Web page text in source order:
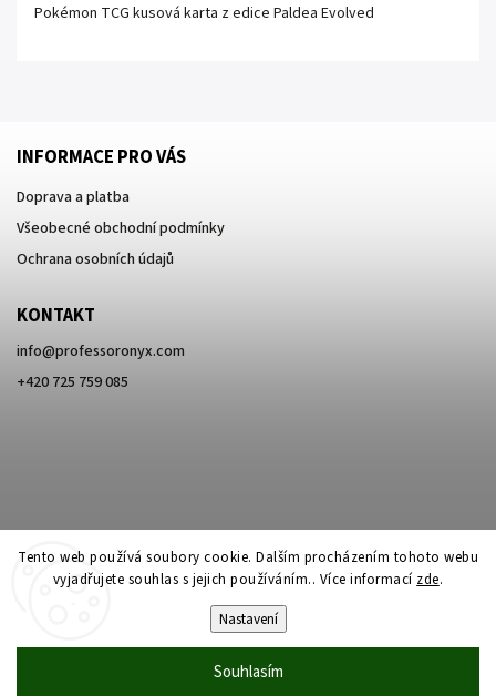
Tento web používá soubory cookie. Dalším procházením tohoto webu
vyjadřujete souhlas s jejich používáním.. Více informací zde.
Nastavení
Souhlasím
Pokémon TCG kusová karta z edice Paldea Evolved
INFORMACE PRO VÁS
Doprava a platba
Všeobecné obchodní podmínky
Ochrana osobních údajů
KONTAKT
info@professoronyx.com
+420 725 759 085
Professor Onyx. Všechna práva vyhrazena.